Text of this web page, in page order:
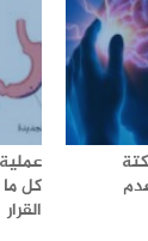
كل
القرار